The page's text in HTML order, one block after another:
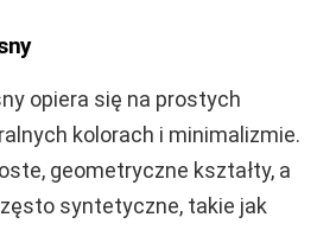
opiera się na prostych
kolorach i minimalizmie.
geometryczne kształty, a
syntetyczne, takie jak